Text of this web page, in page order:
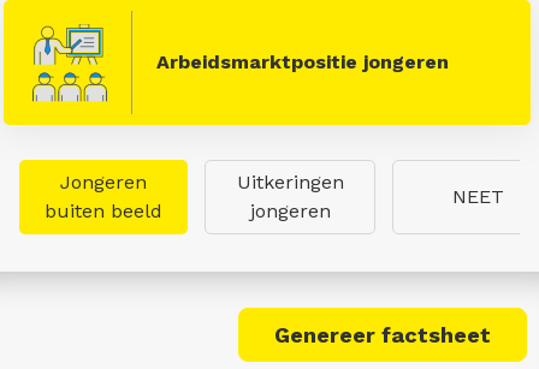
Arbeidsmarktpositie jongeren
Jongeren
buiten beeld
Uitkeringen
jongeren
NEET
Genereer factsheet